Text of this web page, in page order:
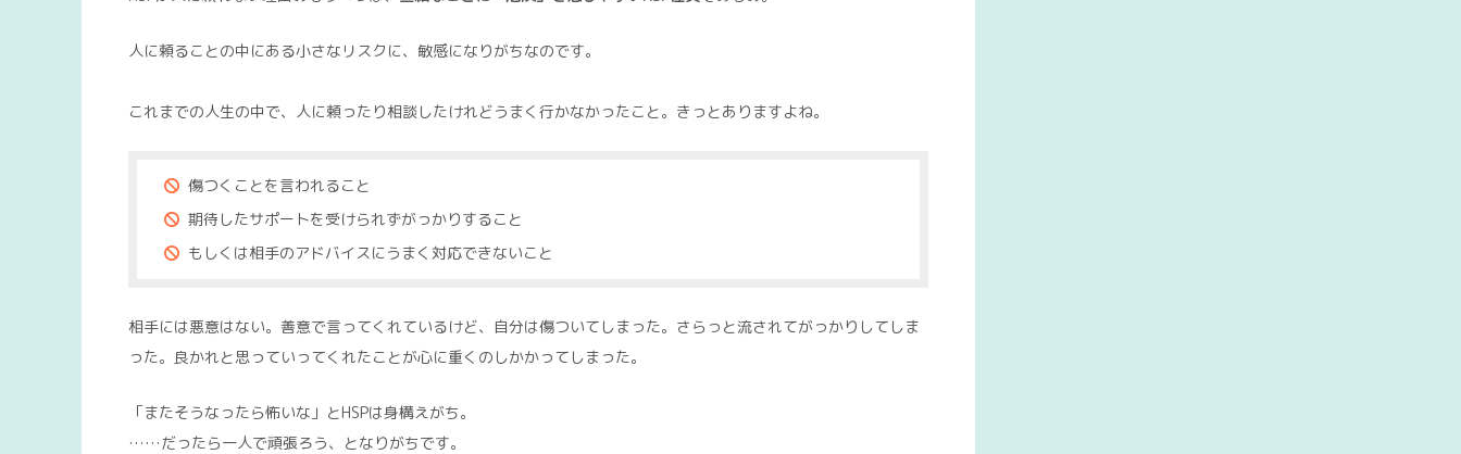
人に頼ることの中にある小さなリスクに、敏感になりがちなのです。
これまでの人生の中で、人に頼ったり相談したけれどうまく行かなかったこと。きっとありますよね。
傷つくことを言われること
期待したサポートを受けられずがっかりすること
もしくは相手のアドバイスにうまく対応できないこと
相手には悪意はない。善意で言ってくれているけど、自分は傷ついてしまった。さらっと流されてがっかりしてしま
った。良かれと思っていってくれたことが心に重くのしかかってしまった。
「またそうなったら怖いな」とHSPは身構えがち。
……だったら一人で頑張ろう、となりがちです。